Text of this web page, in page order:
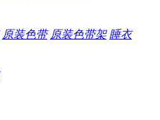
原装色带 原装色带架 睡衣